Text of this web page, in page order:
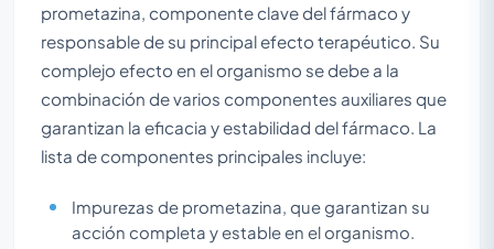
prometazina, componente clave del fármaco y
responsable de su principal efecto terapéutico. Su
complejo efecto en el organismo se debe a la
combinación de varios componentes auxiliares que
garantizan la eficacia y estabilidad del fármaco. La
lista de componentes principales incluye:
Impurezas de prometazina, que garantizan su
acción completa y estable en el organismo.